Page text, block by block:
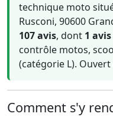
technique moto
Rusconi, 90600
107 avis, dont 1
contrôle motos,
(catégorie L).
Comment s'y